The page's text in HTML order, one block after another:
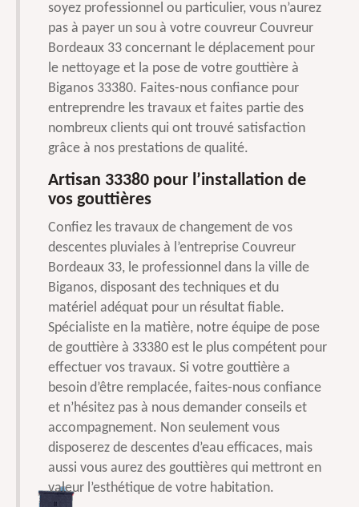
soyez professionnel ou particulier, vous n’aurez
pas à payer un sou à votre couvreur Couvreur
Bordeaux 33 concernant le déplacement pour
le nettoyage et la pose de votre gouttière à
Biganos 33380. Faites-nous confiance pour
entreprendre les travaux et faites partie des
nombreux clients qui ont trouvé satisfaction
grâce à nos prestations de qualité.
Artisan 33380 pour l’installation de
vos gouttières
Confiez les travaux de changement de vos
descentes pluviales à l’entreprise Couvreur
Bordeaux 33, le professionnel dans la ville de
Biganos, disposant des techniques et du
matériel adéquat pour un résultat fiable.
Spécialiste en la matière, notre équipe de pose
de gouttière à 33380 est le plus compétent pour
effectuer vos travaux. Si votre gouttière a
besoin d’être remplacée, faites-nous confiance
et n’hésitez pas à nous demander conseils et
accompagnement. Non seulement vous
disposerez de descentes d’eau efficaces, mais
aussi vous aurez des gouttières qui mettront en
valeur l’esthétique de votre habitation.